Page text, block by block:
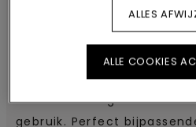
Stevige aluminium
laminaatoppervlak.
commercieel gebruik en
gebruik. Perfect
ALLES
ALLE COOKIES